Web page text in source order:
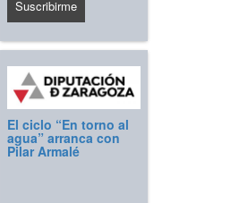
El ciclo “En torno al
agua” arranca con
Pilar Armalé